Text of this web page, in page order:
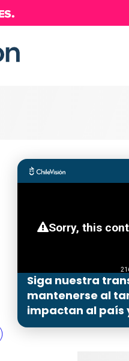
Siga nuestra
mantenerse al
impactan al país